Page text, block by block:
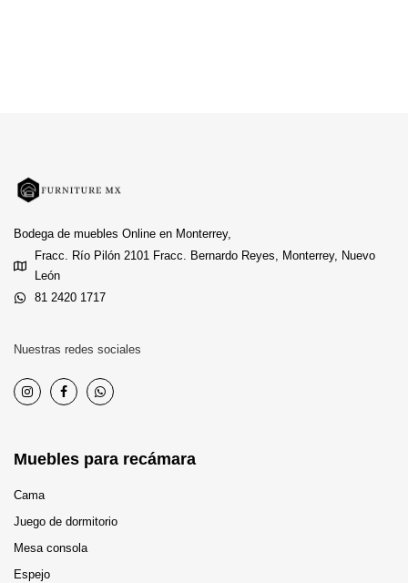
Bodega de muebles Online en Monterrey,
Fracc. Río Pilón 2101 Fracc. Bernardo Reyes, Monterrey, Nuevo
León
81 2420 1717
Nuestras redes sociales
Muebles para recámara
Cama
Juego de dormitorio
Mesa consola
Espejo